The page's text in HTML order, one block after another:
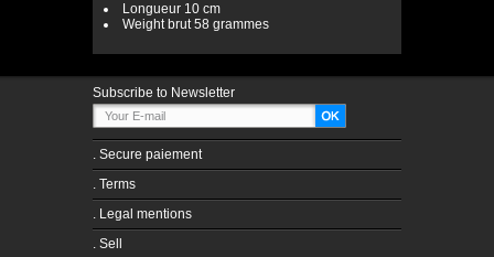
Longueur 10 cm
Weightbrut 58 grammes
Subscribe to Newsletter
. Secure paiement
. Terms
. Legal mentions
. Sell